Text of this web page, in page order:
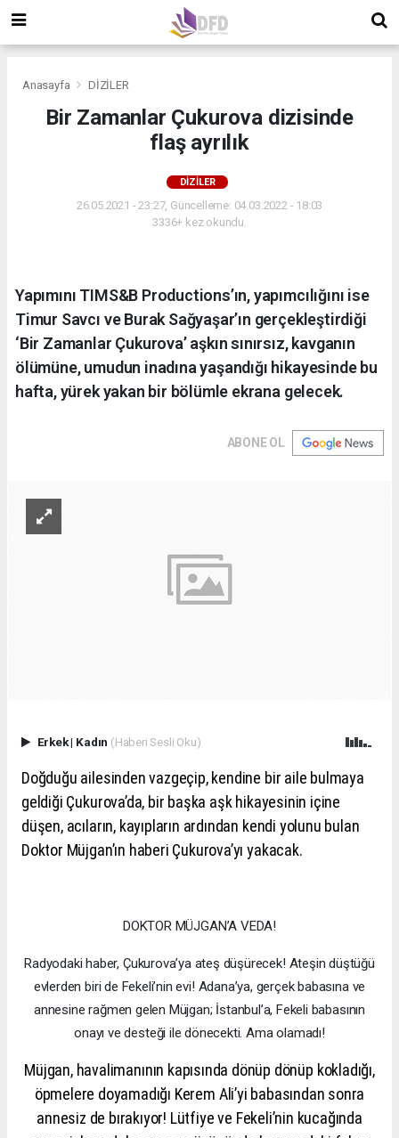
Anasayfa DİZİLER
Bir Zamanlar Çukurova dizisinde
flaş ayrılık
DİZİLER
26.05.2021 - 23:27, Güncelleme: 04.03.2022 - 18:03
3336+ kez okundu.
Yapımını TIMS&B Productions’ın, yapımcılığını ise
Timur Savcı ve Burak Sağyaşar’ın gerçekleştirdiği
‘Bir Zamanlar Çukurova’ aşkın sınırsız, kavganın
ölümüne, umudun inadına yaşandığı hikayesinde bu
hafta, yürek yakan bir bölümle ekrana gelecek.
ABONE OL
Erkek| Kadın (Haberi Sesli Oku)
Doğduğu ailesinden vazgeçip, kendine bir aile bulmaya
geldiği Çukurova’da, bir başka aşk hikayesinin içine
düşen, acıların, kayıpların ardından kendi yolunu bulan
Doktor Müjgan’ın haberi Çukurova’yı yakacak.
DOKTOR MÜJGAN’A VEDA!
Radyodaki haber, Çukurova’ya ateş düşürecek! Ateşin düştüğü
evlerden biri de Fekeli’nin evi! Adana’ya, gerçek babasına ve
annesine rağmen gelen Müjgan; İstanbul’a, Fekeli babasının
onayı ve desteği ile dönecekti. Ama olamadı!
Müjgan, havalimanının kapısında dönüp dönüp kokladığı,
öpmelere doyamadığı Kerem Ali’yi babasından sonra
annesiz de bırakıyor! Lütfiye ve Fekeli’nin kucağında